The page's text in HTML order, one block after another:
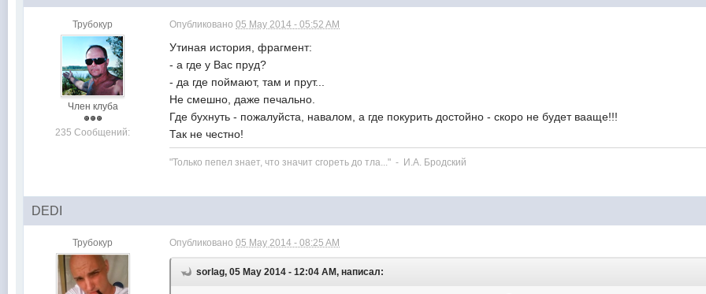
Трубокур
Член клуба
235 Сообщений:
Опубликовано05 May 2014 - 05:52 AM
Утиная история, фрагмент:
- а где у Вас пруд?
- да где поймают, там и прут...
Не смешно, даже печально.
Где бухнуть - пожалуйста, навалом, а где покурить достойно - скоро не будет вааще!!!
Так не честно!
"Только пепел знает, что значит сгореть до тла..." - И.А. Бродский
DEDI
Трубокур Опубликовано05 May 2014 - 08:25 AM
sorlag, 05 May 2014 - 12:04 AM, написал: